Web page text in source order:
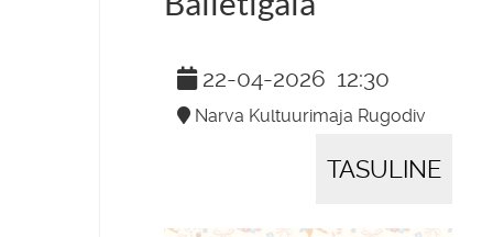
22-04-2026 12:30
Narva Kultuurimaja Rugodiv
TASULINE